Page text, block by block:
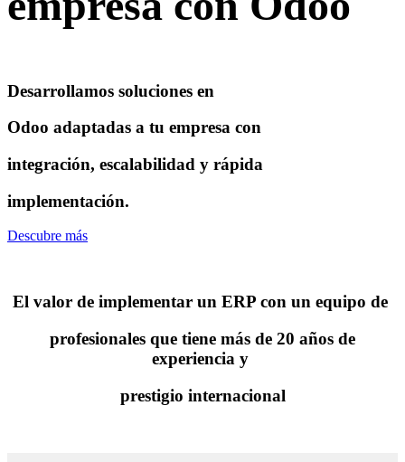
Desarrollamos soluciones en
Odoo adaptadas a tu empresa con
integración, escalabilidad y rápida
implementación.
Descubre más
El valor de implementar un ERP con un equipo de
profesionales que tiene más de 20 años de
experiencia y
prestigio internacional